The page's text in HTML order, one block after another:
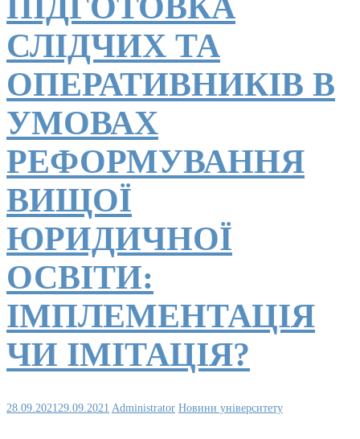
СЛІДЧИХ ТА
ОПЕРАТИВНИКІВ В
УМОВАХ
РЕФОРМУВАННЯ
ВИЩОЇ
ЮРИДИЧНОЇ
ОСВІТИ:
ІМПЛЕМЕНТАЦІЯ
ЧИ ІМІТАЦІЯ?
28.09.2021 29.09.2021 Administrator Новини університету